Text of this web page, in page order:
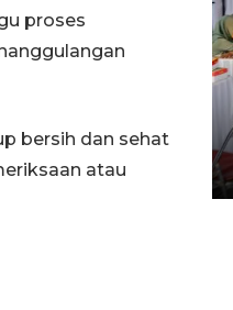
proses
bersih dan sehat
atau
WIB